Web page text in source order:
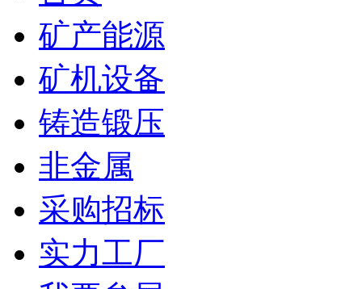
矿产能源
矿机设备
铸造锻压
非金属
采购招标
实力工厂